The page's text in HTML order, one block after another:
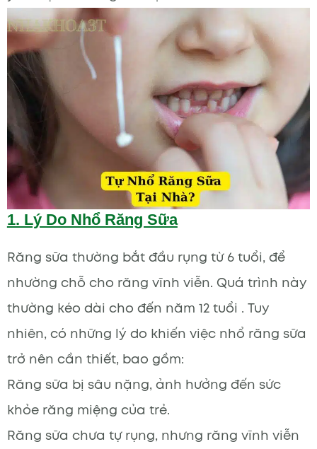
1. Lý Do Nhổ Răng Sữa
Răng sữa thường bắt đầu rụng từ 6 tuổi, để
nhường chỗ cho răng vĩnh viễn. Quá trình này
thường kéo dài cho đến năm 12 tuổi . Tuy
nhiên, có những lý do khiến việc nhổ răng sữa
trở nên cần thiết, bao gồm:
Răng sữa bị sâu nặng, ảnh hưởng đến sức
khỏe răng miệng của trẻ.
Răng sữa chưa tự rụng, nhưng răng vĩnh viễn